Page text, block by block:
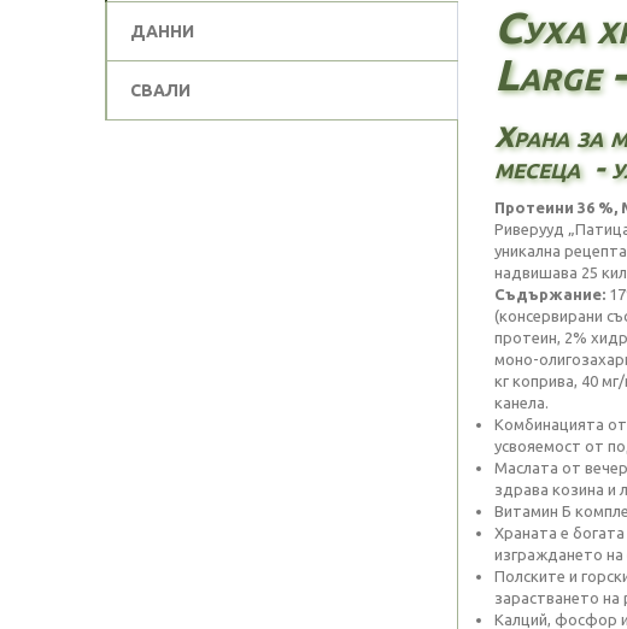
ДАННИ
СВАЛИ
Суха
Large
Храна за
месеца -
Протеини 36 %,
Риверууд
уникална
надвишава 25
Съдържание:
(консервирани
протеин, 2%
моно-
кг коприва, 40
канела.
Комбинацията от
усвояемост от
Маслата от
здрава козина и
Витамин Б
Храната е
изграждането на
Полските и
зарастването на
Калций, фосфор и